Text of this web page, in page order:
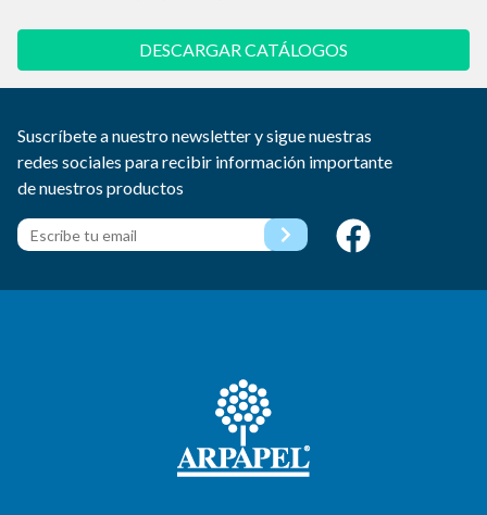
DESCARGAR CATÁLOGOS
Suscríbete a nuestro newsletter y sigue nuestras
redes sociales para recibir información importante
de nuestros productos